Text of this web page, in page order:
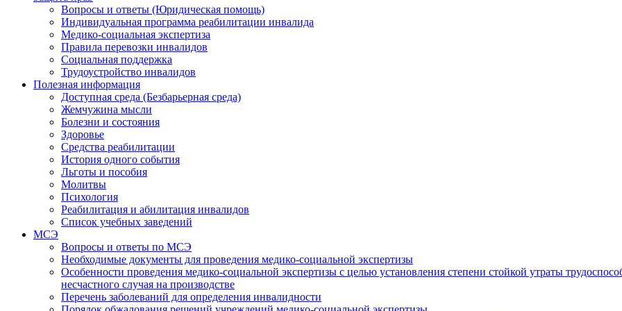
Вопросы и ответы (Юридическая помощь)
Индивидуальная программа реабилитации инвалида
Медико-социальная экспертиза
Правила перевозки инвалидов
Социальная поддержка
Трудоустройство инвалидов
Полезная информация
Доступная среда (Безбарьерная среда)
Жемчужина мысли
Болезни и состояния
Здоровье
Средства реабилитации
История одного события
Льготы и пособия
Молитвы
Психология
Реабилитация и абилитация инвалидов
Список учебных заведений
МСЭ
Вопросы и ответы по МСЭ
Необходимые документы для проведения медико-социальной экспертизы
Особенности проведения медико-социальной экспертизы с целью установления степени стойкой утраты
несчастного случая на производстве
Перечень заболеваний для определения инвалидности